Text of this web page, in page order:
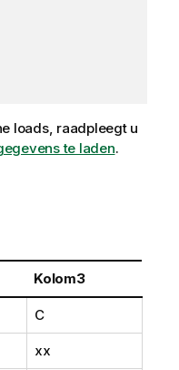
loads, raadpleegt u
te laden.
Kolom3
C
xx